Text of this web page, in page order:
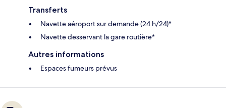
Transferts
Navette aéroport sur demande (24 h/24)*
Navette desservant la gare routière*
Autres informations
Espaces fumeurs prévus